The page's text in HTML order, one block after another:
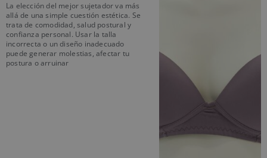
La elección del mejor sujetador va más
allá de una simple cuestión estética. Se
trata de comodidad, salud postural y
confianza personal. Usar la talla
incorrecta o un diseño inadecuado
puede generar molestias, afectar tu
postura o arruinar